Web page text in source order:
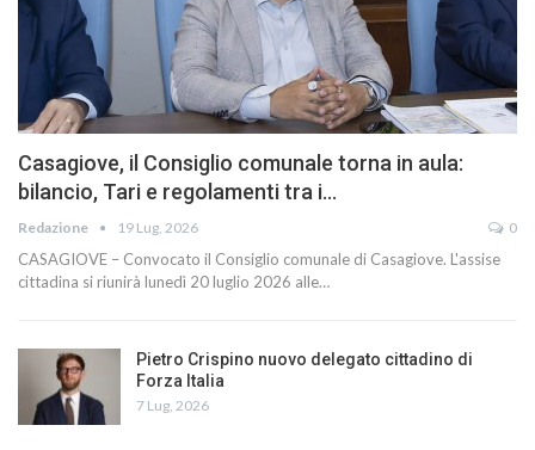
Casagiove, il Consiglio comunale torna in aula:
bilancio, Tari e regolamenti tra i…
Redazione 19 Lug, 2026 0
CASAGIOVE – Convocato il Consiglio comunale di Casagiove. L'assise
cittadina si riunirà lunedì 20 luglio 2026 alle…
Pietro Crispino nuovo delegato cittadino di
Forza Italia
7 Lug, 2026